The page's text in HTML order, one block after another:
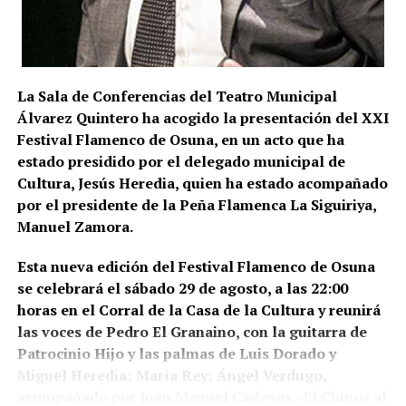
La conexión con La Puebla no es meramente
territorial. La fase operativa se desarrolló el pasado
registros en sociedades mercantiles situadas en La
Puebla de Cazalla, Valencia, Badajoz y Córdoba,
además del registro de un domicilio particular en La
Puebla de Cazalla. La información oficial no precisa,
al menos por ahora, cuántas de las nueve empresas
registradas se encontraban concretamente en el
municipio sevillano, por lo que no sería correcto
La operación se desarrolló bajo la dirección de la
Sección Civil y de Instrucción del Tribunal de
Instancia de Morón de la Frontera, plaza número 2,
órgano judicial competente en la investigación. La
existencia y actual denominación de este Tribunal
La Sala de Conferencias del Teatro Municipal
Álvarez Quintero ha acogido la presentación del XXI
Festival Flamenco de Osuna, en un acto que ha
estado presidido por el delegado municipal de
Cultura, Jesús Heredia, quien ha estado acompañado
por el presidente de la Peña Flamenca La Siguiriya,
Manuel Zamora.
Esta nueva edición del Festival Flamenco de Osuna
se celebrará el sábado 29 de agosto, a las 22:00
horas en el Corral de la Casa de la Cultura y reunirá
las voces de Pedro El Granaino, con la guitarra de
Patrocinio Hijo y las palmas de Luis Dorado y
Miguel Heredia; María Rey; Ángel Verdugo,